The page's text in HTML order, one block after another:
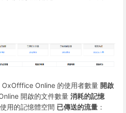
OxOfffice Online 的使用者數量 開啟
開啟的文件數量 消耗的記憶
用的記憶體空間 已傳送的流量 ：